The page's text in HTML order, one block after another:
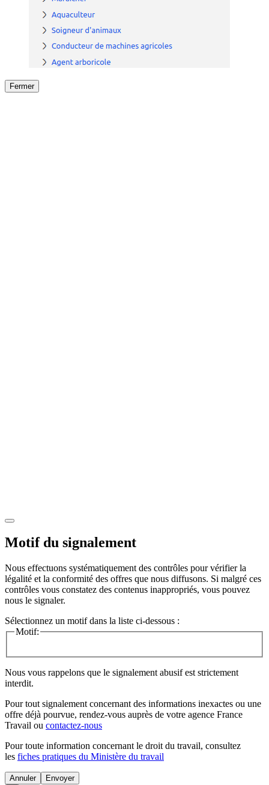
Fermer
Motif du signalement
Nous effectuons systématiquement des contrôles pour vérifier la
légalité et la conformité des offres que nous diffusons. Si malgré ces
contrôles vous constatez des contenus inappropriés, vous pouvez
nous le signaler.
Sélectionnez un motif dans la liste ci-dessous :
Motif:
Nous vous rappelons que le signalement abusif est strictement
interdit.
Pour tout signalement concernant des informations inexactes ou une
offre déjà pourvue, rendez-vous auprès de votre agence France
Travail ou contactez-nous
Pour toute information concernant le droit du travail, consultez
les fiches pratiques du Ministère du travail
Annuler